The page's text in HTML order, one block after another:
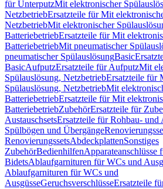
für UnterputzMit elektronischer
NetzbetriebErsatzteile für Mit
NetzbetriebMit elektronischer
BatteriebetriebErsatzteile für Mit
BatteriebetriebMit pneumatischer
pneumatischer SpülauslösungBasic
BasicAufputzErsatzteile für AufputzMit
Spülauslösung, NetzbetriebErsatzteile für
Spülauslösung, NetzbetriebMit
BatteriebetriebErsatzteile für Mit
BatteriebetriebZubehörErsatzteile für
AustauschsetsErsatzteile für Rohbau- und
Spülbögen und Übergänge
RenovierungssetsAbdeckplattenSonstiges
ZubehörBedienhilfen
BidetsAblaufgarnituren für WCs und
Ablaufgarnituren für WCs und
AusgüsseGeruchsverschlüsseErsatzteile